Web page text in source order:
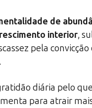
de
interior,
pela convicção
diária pelo
para atrair